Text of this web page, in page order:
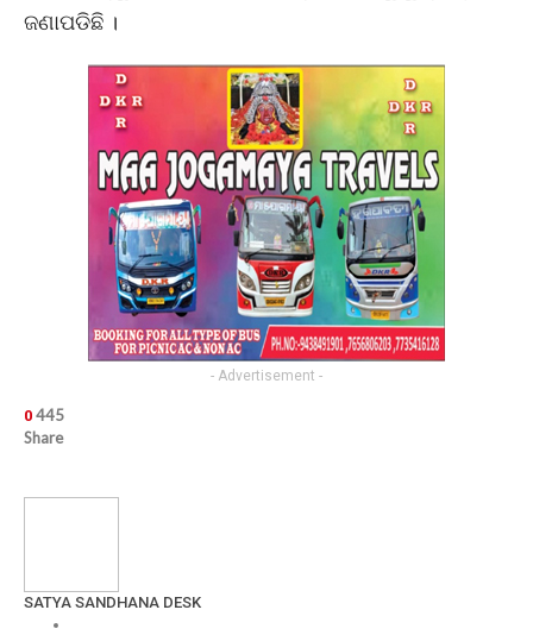
ଜଣାପଡିଛି ।
- Advertisement -
0 445
Share
SATYA SANDHANA DESK